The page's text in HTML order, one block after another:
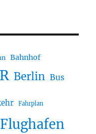
Bahnhof
Berlin Bus
Fahrplan
Flughafen